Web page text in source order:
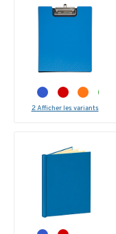
2 Afficher les variants